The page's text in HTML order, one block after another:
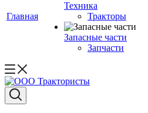
Главная
Техника
Тракторы
Запасные части
Запчасти